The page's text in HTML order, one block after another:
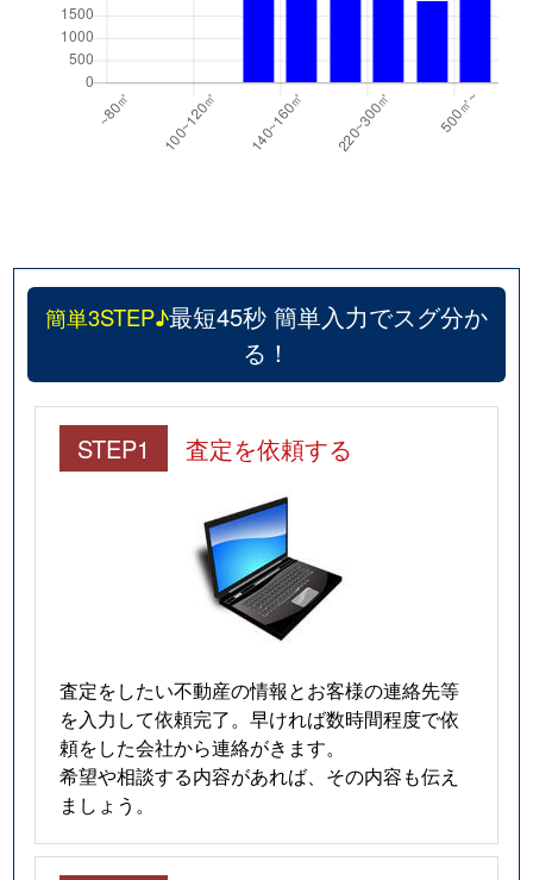
簡単3STEP♪最短45秒 簡単入力でスグ分か
る！
STEP1 査定を依頼する
査定をしたい不動産の情報とお客様の連絡先等
を入力して依頼完了。早ければ数時間程度で依
頼をした会社から連絡がきます。
希望や相談する内容があれば、その内容も伝え
ましょう。